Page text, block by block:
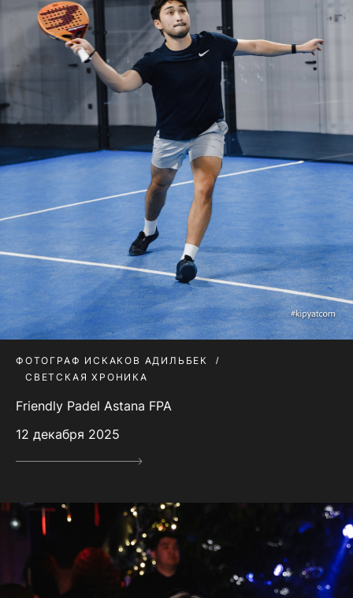
ФОТОГРАФ ИСКАКОВ АДИЛЬБЕК
СВЕТСКАЯ ХРОНИКА
Friendly Padel Astana FPA
12 декабря 2025